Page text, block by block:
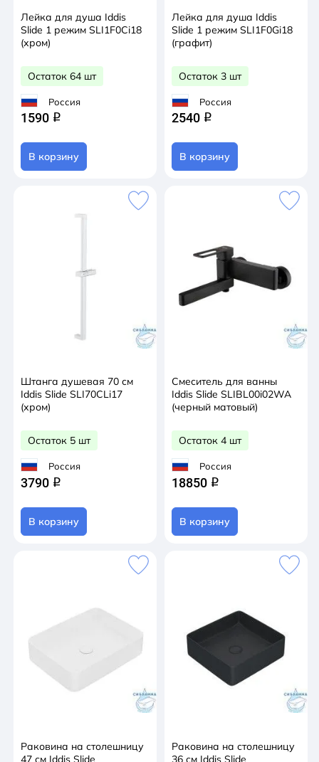
Лейка для душа Iddis
Slide 1 режим SLI1F0Ci18
(хром)
Остаток 64 шт
Россия
1590 q
В корзину
Лейка для душа Iddis
Slide 1 режим SLI1F0Gi18
(графит)
Остаток 3 шт
Россия
2540 q
В корзину
Штанга душевая 70 см
Iddis Slide SLI70CLi17
(хром)
Остаток 5 шт
Россия
3790 q
В корзину
Смеситель для ванны
Iddis Slide SLIBL00i02WA
(черный матовый)
Остаток 4 шт
Россия
18850 q
В корзину
Раковина на столешницу
47 см Iddis Slide
Раковина на столешницу
36 см Iddis Slide